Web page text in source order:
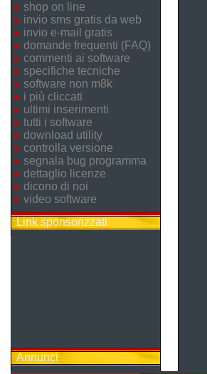
shop on line
invio sms gratis da web
invio e-mail gratis
domande frequenti (FAQ)
commenti ai software
specifiche tecniche
software non m8k
i più cliccati
ultimi inserimenti
tutti i software
download utility
controlla versione
segnala bug programma
dettaglio licenze
dicono di noi
video software
Link sponsorizzati
Annunci